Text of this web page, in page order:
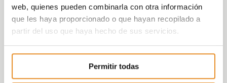
web, quienes pueden combinarla con otra información
que les haya proporcionado o que hayan recopilado a
partir del uso que haya hecho de sus servicios.
Permitir todas